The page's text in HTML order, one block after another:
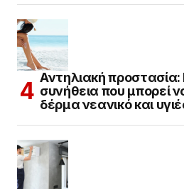
Αντηλιακή προστασία:
συνήθεια που μπορεί
δέρμα νεανικό και